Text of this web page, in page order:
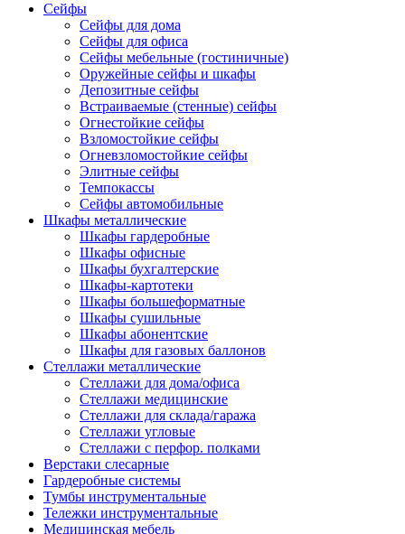
Сейфы
Сейфы для дома
Сейфы для офиса
Сейфы мебельные (гостиничные)
Оружейные сейфы и шкафы
Депозитные сейфы
Встраиваемые (стенные) сейфы
Огнестойкие сейфы
Взломостойкие сейфы
Огневзломостойкие сейфы
Элитные сейфы
Темпокассы
Сейфы автомобильные
Шкафы металлические
Шкафы гардеробные
Шкафы офисные
Шкафы бухгалтерские
Шкафы-картотеки
Шкафы большеформатные
Шкафы сушильные
Шкафы абонентские
Шкафы для газовых баллонов
Стеллажи металлические
Стеллажи для дома/офиса
Стеллажи медицинские
Стеллажи для склада/гаража
Стеллажи угловые
Стеллажи с перфор. полками
Верстаки слесарные
Гардеробные системы
Тумбы инструментальные
Тележки инструментальные
Медицинская мебель